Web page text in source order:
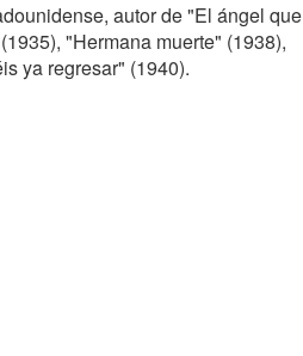
autor de "El ángel que
"Hermana muerte" (1938),
ya regresar" (1940).